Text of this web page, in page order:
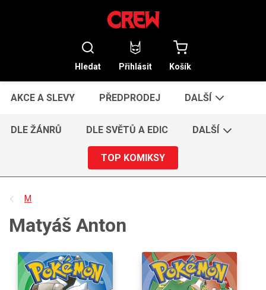
Hledat Přihlásit Košík
AKCE A SLEVY PŘEDPRODEJ DALŠÍ
DLE ŽÁNRŮ DLE SVĚTŮ A EDIC DALŠÍ
TOP KOMIKSY
M
Matyáš Anton